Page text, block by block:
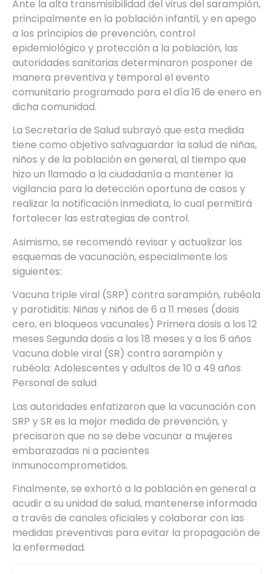
Ante la alta transmisibilidad del virus del sarampión,
principalmente en la población infantil, y en apego
a los principios de prevención, control
epidemiológico y protección a la población, las
autoridades sanitarias determinaron posponer de
manera preventiva y temporal el evento
comunitario programado para el día 16 de enero en
dicha comunidad.
La Secretaría de Salud subrayó que esta medida
tiene como objetivo salvaguardar la salud de niñas,
niños y de la población en general, al tiempo que
hizo un llamado a la ciudadanía a mantener la
vigilancia para la detección oportuna de casos y
realizar la notificación inmediata, lo cual permitirá
fortalecer las estrategias de control.
Asimismo, se recomendó revisar y actualizar los
esquemas de vacunación, especialmente los
siguientes:
Vacuna triple viral (SRP) contra sarampión, rubéola
y parotiditis: Niñas y niños de 6 a 11 meses (dosis
cero, en bloqueos vacunales) Primera dosis a los 12
meses Segunda dosis a los 18 meses y a los 6 años
Vacuna doble viral (SR) contra sarampión y
rubéola: Adolescentes y adultos de 10 a 49 años
Personal de salud
Las autoridades enfatizaron que la vacunación con
SRP y SR es la mejor medida de prevención, y
precisaron que no se debe vacunar a mujeres
embarazadas ni a pacientes
inmunocomprometidos.
Finalmente, se exhortó a la población en general a
acudir a su unidad de salud, mantenerse informada
a través de canales oficiales y colaborar con las
medidas preventivas para evitar la propagación de
la enfermedad.